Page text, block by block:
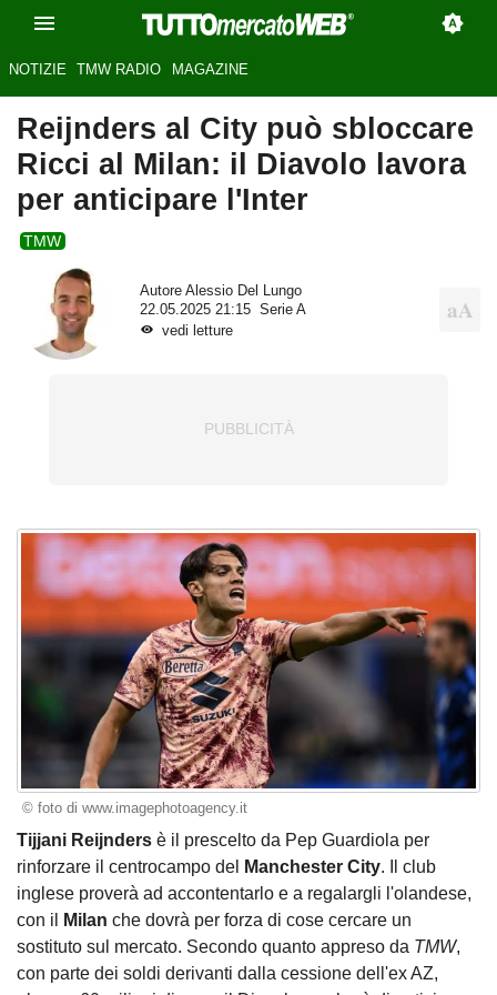
NOTIZIE TMW RADIO MAGAZINE
Reijnders al City può sbloccare
Ricci al Milan: il Diavolo lavora
per anticipare l'Inter
TMW
Autore Alessio Del Lungo
22.05.2025 21:15
Serie A
vedi letture
© foto di www.imagephotoagency.it
Tijjani Reijnders è il prescelto da Pep Guardiola per
rinforzare il centrocampo del
Manchester City. Il club
inglese proverà ad accontentarlo e a regalargli l'olandese,
con il
Milan che dovrà per forza di cose cercare un
sostituto sul mercato. Secondo quanto appreso da TMW,
con parte dei soldi derivanti dalla cessione dell'ex AZ,